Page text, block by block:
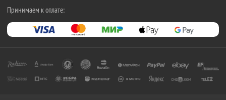
Принимаем к оплате: